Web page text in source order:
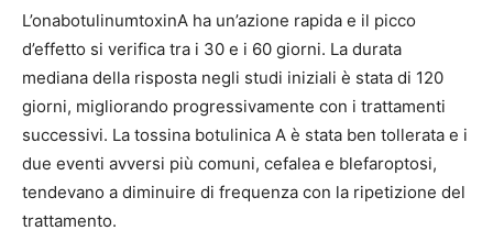
L’onabotulinumtoxinA ha un’azione rapida e il picco
d’effetto si verifica tra i 30 e i 60 giorni. La durata
mediana della risposta negli studi iniziali è stata di 120
giorni, migliorando progressivamente con i trattamenti
successivi. La tossina botulinica A è stata ben tollerata e i
due eventi avversi più comuni, cefalea e blefaroptosi,
tendevano a diminuire di frequenza con la ripetizione del
trattamento.